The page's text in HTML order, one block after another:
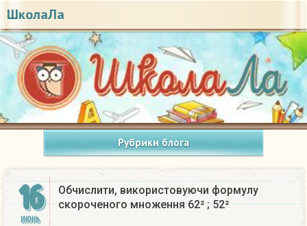
ШколаЛа
Рубрики блога
16
ИЮНЬ
Обчислити, використовуючи формулу
скороченого множення 62² ; 52²